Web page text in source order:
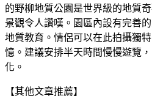
的野柳地質公園是世界級的地質
景觀令人讚嘆。園區內設有完善
地質教育。情侶可以在此拍攝獨
憶。建議安排半天時間慢慢遊覽
化。
【其他文章推薦】